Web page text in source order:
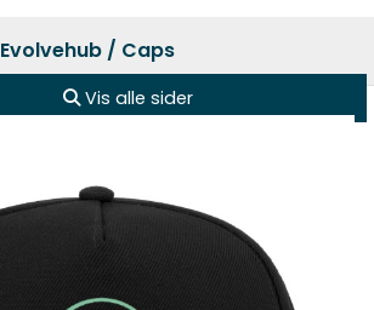
Evolvehub / Caps
Vis alle sider